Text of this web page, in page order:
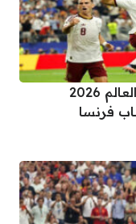
موعد مباراة إسبانيا في نهائي كأس العالم 2026
فرنسا